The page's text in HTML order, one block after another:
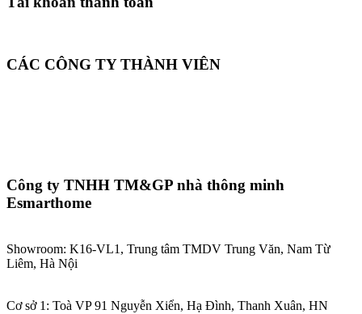
CÁC CÔNG TY THÀNH VIÊN
Công ty TNHH TM&GP nhà thông minh
Esmarthome
Showroom: K16-VL1, Trung tâm TMDV Trung Văn, Nam Từ
Liêm, Hà Nội
Cơ sở 1: Toà VP 91 Nguyễn Xiển, Hạ Đình, Thanh Xuân, HN